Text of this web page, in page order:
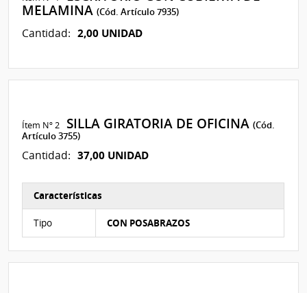
MELAMINA(Cód. Artículo 7935)
Cantidad: 2,00 UNIDAD
Ítem Nº 2 SILLA GIRATORIA DE OFICINA(Cód.
Artículo 3755)
Cantidad: 37,00 UNIDAD
Características
Tipo CON POSABRAZOS